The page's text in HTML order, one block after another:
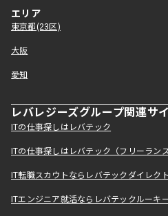
エリア
東京都(23区)
大阪
愛知
レバレジーズグループ関連サ
ITの仕事探しはレバテック
ITの仕事探しはレバテック（フリーラン
IT転職スカウトならレバテックダイレクト
ITエンジニア就活ならレバテックルーキ